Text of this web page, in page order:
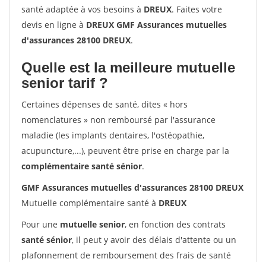
santé adaptée à vos besoins à DREUX. Faites votre
devis en ligne à DREUX GMF Assurances mutuelles
d'assurances 28100 DREUX.
Quelle est la meilleure mutuelle
senior tarif ?
Certaines dépenses de santé, dites « hors
nomenclatures » non remboursé par l'assurance
maladie (les implants dentaires, l'ostéopathie,
acupuncture,...), peuvent être prise en charge par la
complémentaire santé sénior.
GMF Assurances mutuelles d'assurances 28100 DREUX
Mutuelle complémentaire santé à DREUX
Pour une mutuelle senior, en fonction des contrats
santé sénior, il peut y avoir des délais d'attente ou un
plafonnement de remboursement des frais de santé